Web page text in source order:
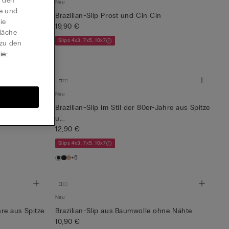
Neu
Brazilian-Slip Prost und Cin Cin
19,90 €
Slips 4x3, 7x5, 10x7
Neu
Brazilian-Slip im Stil der 80er-Jahre aus Spitze
u...
12,90 €
Slips 4x3, 7x5, 10x7
+5
aus Spitze
Neu
Brazilian-Slip aus Baumwolle ohne Nähte
10,90 €
und
den